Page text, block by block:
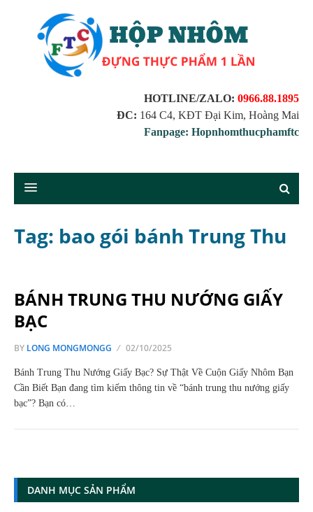
HOTLINE/ZALO: 0966.88.1895
ĐC: 164 C4, KĐT Đại Kim, Hoàng Mai
Fanpage: Hopnhomthucphamftc
Tag: bao gói bánh Trung Thu
BÁNH TRUNG THU NƯỚNG GIẤY
BẠC
BY LONG MONGMONGG 02/10/2025
Bánh Trung Thu Nướng Giấy Bạc? Sự Thật Về Cuộn Giấy Nhôm Bạn
Cần Biết Bạn đang tìm kiếm thông tin về “bánh trung thu nướng giấy
bạc”? Bạn có…
DANH MỤC SẢN PHẨM